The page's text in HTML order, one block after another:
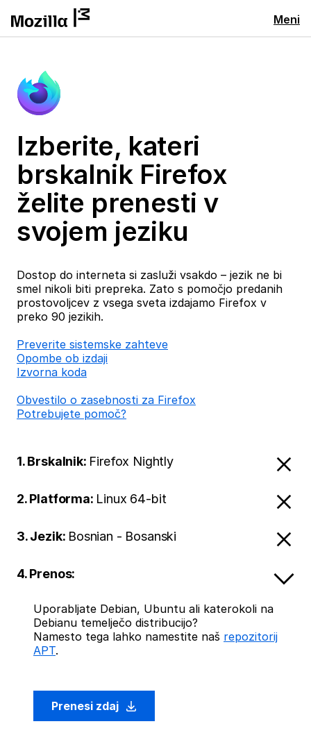
Meni
Izberite, kateri
brskalnik Firefox
želite prenesti v
svojem jeziku
Dostop do interneta si zasluži vsakdo – jezik ne bi
smel nikoli biti prepreka. Zato s pomočjo predanih
prostovoljcev z vsega sveta izdajamo Firefox v
preko 90 jezikih.
Preverite sistemske zahteve
Opombe ob izdaji
Izvorna koda
Obvestilo o zasebnosti za Firefox
Potrebujete pomoč?
1. Brskalnik: Firefox Nightly
2. Platforma: Linux 64-bit
3. Jezik: Bosnian - Bosanski
4. Prenos:
Uporabljate Debian, Ubuntu ali katerokoli na
Debianu temelječo distribucijo?
Namesto tega lahko namestite naš repozitorij
APT.
Prenesi zdaj